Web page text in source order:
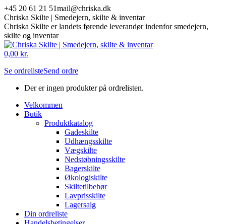
Skip
to
content
+45 20 61 21 51mail@chriska.dk
Chriska Skilte | Smedejern, skilte & inventar
Chriska Skilte er landets førende leverandør indenfor smedejern,
skilte og inventar
Mail
opens
new
Facebook
opens
new
0,00 kr.
Se ordrelisteSend ordre
Der er ingen produkter på ordrelisten.
Velkommen
Butik
Produktkatalog
Gadeskilte
Udhængsskilte
Vægskilte
Nedstøbningsskilte
Bagerskilte
Økologiskilte
Skiltetilbehør
Lavprisskilte
Lagersalg
Din ordreliste